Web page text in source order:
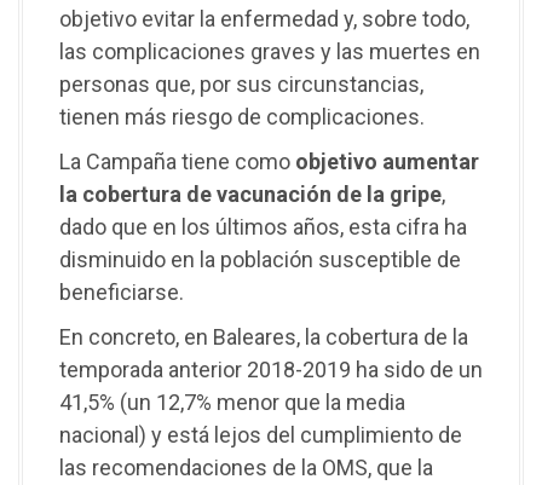
objetivo evitar la enfermedad y, sobre todo,
las complicaciones graves y las muertes en
personas que, por sus circunstancias,
tienen más riesgo de complicaciones.
La Campaña tiene como objetivo aumentar
la cobertura de vacunación de la gripe,
dado que en los últimos años, esta cifra ha
disminuido en la población susceptible de
beneficiarse.
En concreto, en Baleares, la cobertura de la
temporada anterior 2018-2019 ha sido de un
41,5% (un 12,7% menor que la media
nacional) y está lejos del cumplimiento de
las recomendaciones de la OMS, que la